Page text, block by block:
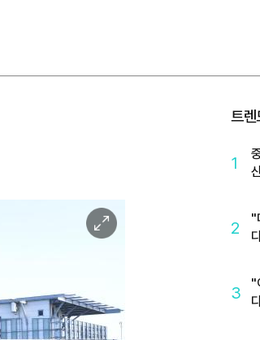
이
미
대
트렌
1
2
"
3
"